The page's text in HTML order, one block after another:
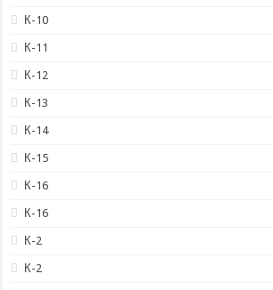
К-10
К-11
К-12
К-13
К-14
К-15
К-16
К-16
К-2
К-2